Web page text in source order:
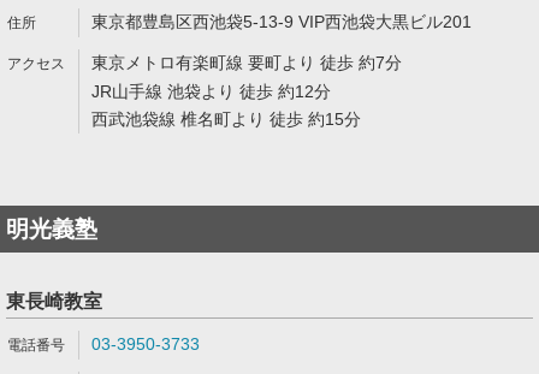
東京都豊島区西池袋5-13-9 VIP西池袋大黒ビル201
東京メトロ有楽町線 要町より 徒歩 約7分
JR山手線 池袋より 徒歩 約12分
西武池袋線 椎名町より 徒歩 約15分
明光義塾
東長崎教室
03-3950-3733